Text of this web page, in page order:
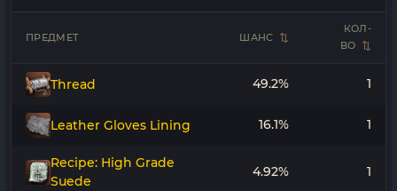
ПРЕДМЕТ ШАНС
КОЛ-
ВО
Thread 49.2% 1
Leather Gloves Lining 16.1% 1
Recipe: High Grade
Suede
4.92% 1